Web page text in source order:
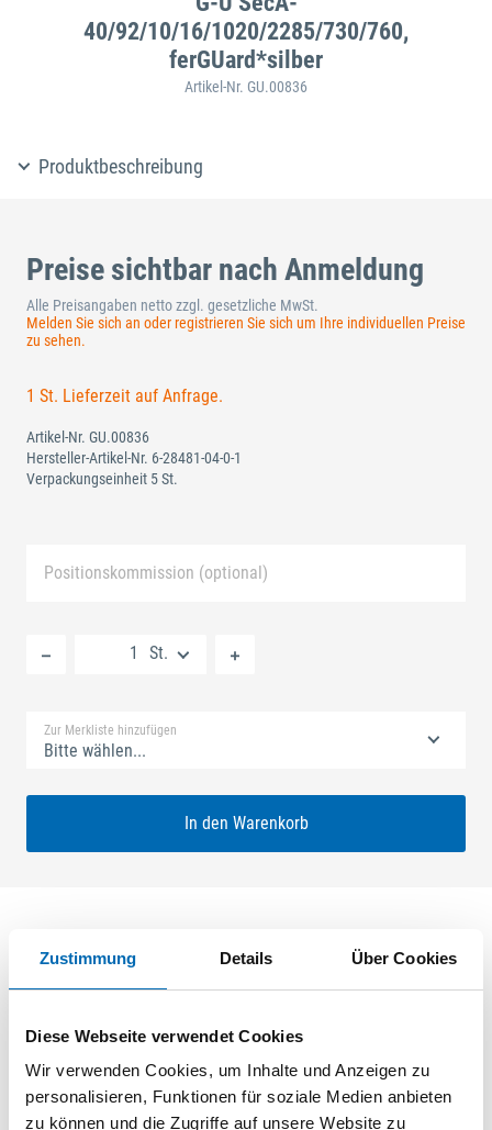
Zustimmung Details Über Cookies
Diese Webseite verwendet Cookies
Wir verwenden Cookies, um Inhalte und Anzeigen zu
personalisieren, Funktionen für soziale Medien anbieten
zu können und die Zugriffe auf unsere Website zu
40/92/10/16/1020/2285/730/760,
ferGUard*silber
Artikel-Nr. GU.00836
Produktbeschreibung
Preise sichtbar nach Anmeldung
Alle Preisangaben netto zzgl. gesetzliche MwSt.
Melden Sie sich an oder registrieren Sie sich um Ihre individuellen Preise
zu sehen.
1 St. Lieferzeit auf Anfrage.
Artikel-Nr. GU.00836
Hersteller-Artikel-Nr. 6-28481-04-0-1
Verpackungseinheit 5 St.
Positionskommission (optional)
St.
Zur Merkliste hinzufügen
Bitte wählen...
In den Warenkorb
Produktbeschreibung
1020mm Flachstulp 16x2,5mm L:2285,0mm Eckig Maße: A1
730,0mm B1 760,0mm A-Öffner: optional ferGUard*silber